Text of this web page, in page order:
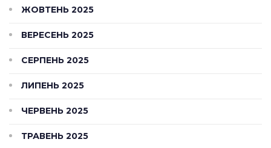
ЖОВТЕНЬ 2025
ВЕРЕСЕНЬ 2025
СЕРПЕНЬ 2025
ЛИПЕНЬ 2025
ЧЕРВЕНЬ 2025
ТРАВЕНЬ 2025